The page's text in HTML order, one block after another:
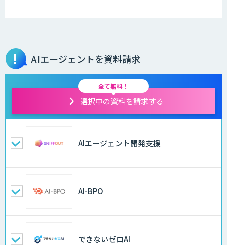
AIエージェントを資料請求
全て無料！
選択中の資料を請求する
AIエージェント開発支援
AI-BPO
できないゼロAI